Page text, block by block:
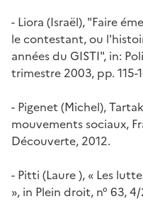
- Liora (Israël), "Faire
le contestant, ou
années du GISTI", in:
trimestre 2003, pp. 115-
- Pigenet (Michel),
mouvements sociaux,
Découverte, 2012.
- Pitti (Laure ), « Les
», in Plein droit, n° 63,